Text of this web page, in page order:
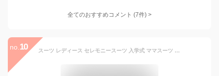
全てのおすすめコメント (7件) >
no. 10 スーツ レディース セレモニースーツ 入学式 ママスーツ 卒業式◆【SALE50】ダブルクロス防汚/抗菌/防臭/防花粉/防シワ/撥水/UV多機能ウォッシャブル3点セットスーツ(ジャケット＆ブラウス＆パンツ )[st][ オフィス ビジネス セットアップ 母 ママ ][am]